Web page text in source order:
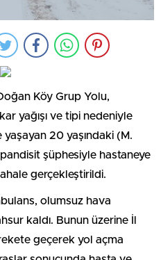
Köy Grup Yolu,
yağışı ve tipi nedeniyle
20 yaşındaki (M.
şüphesiyle hastaneye
gerçekleştirildi.
olumsuz hava
kaldı. Bunun üzerine İl
geçerek yol açma